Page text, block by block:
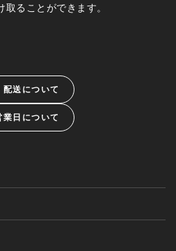
ることができます。
配送について
業日について